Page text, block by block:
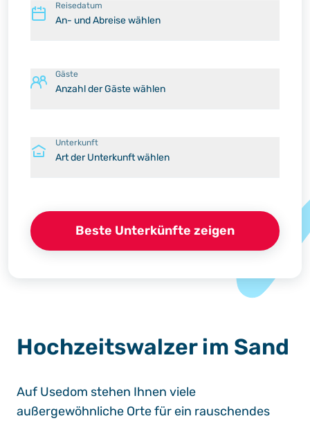
Reisedatum
An- und Abreise wählen
Gäste
Anzahl der Gäste wählen
Unterkunft
Art der Unterkunft wählen
Beste Unterkünfte zeigen
Hochzeitswalzer im Sand
Auf Usedom stehen Ihnen viele
außergewöhnliche Orte für ein rauschendes